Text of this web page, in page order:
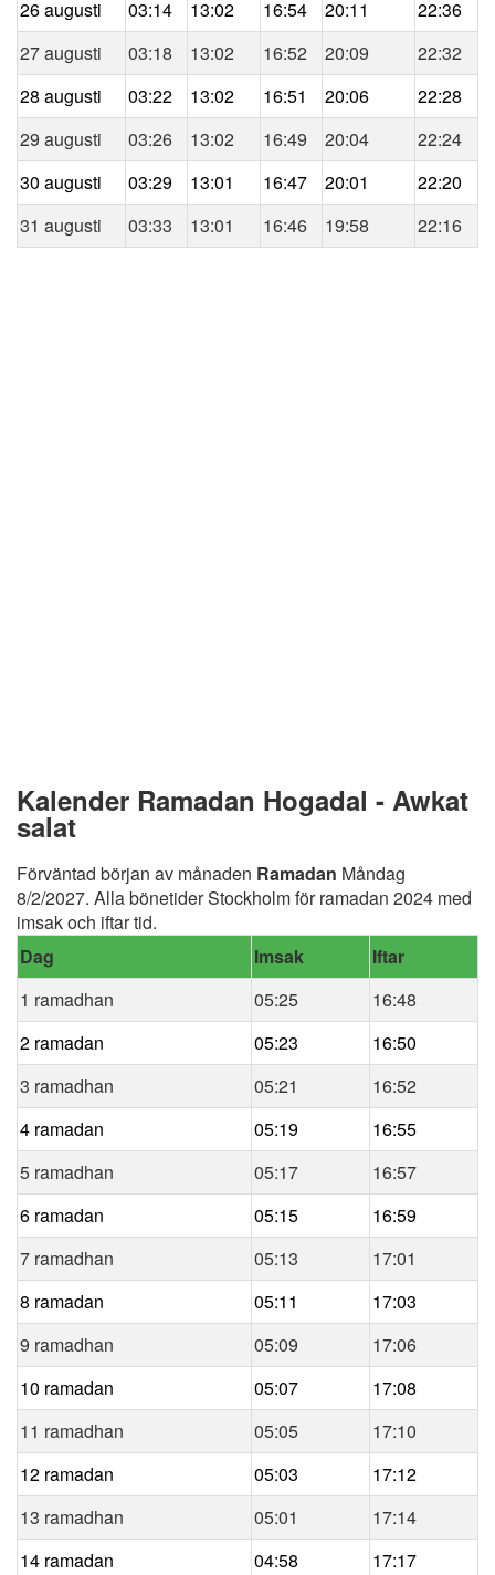
26 augusti 03:14 13:02 16:54 20:11
22:36
27 augusti
03:18 13:02 16:52 20:09
22:32
28 augusti
03:22 13:02 16:51 20:06
22:28
29 augusti
03:26 13:02 16:49 20:04
22:24
30 augusti
03:29 13:01 16:47 20:01
22:20
31 augusti
03:33 13:01 16:46 19:58 22:16
Kalender Ramadan Hogadal - Awkat
salat
Förväntad början av månaden Ramadan Måndag
8/2/2027. Alla bönetider Stockholm för ramadan 2024 med
imsak och iftar tid.
Dag
Imsak
Iftar
1 ramadhan
05:25
16:48
2 ramadan
05:23
16:50
3 ramadhan
05:21
16:52
4 ramadan
05:19
16:55
5 ramadhan
05:17
16:57
6 ramadan
05:15
16:59
7 ramadhan
05:13
17:01
8 ramadan
05:11
17:03
9 ramadhan
05:09
17:06
10 ramadan
05:07
17:08
11 ramadhan
05:05
17:10
12 ramadan
05:03
17:12
13 ramadhan
05:01
17:14
14 ramadan
04:58
17:17